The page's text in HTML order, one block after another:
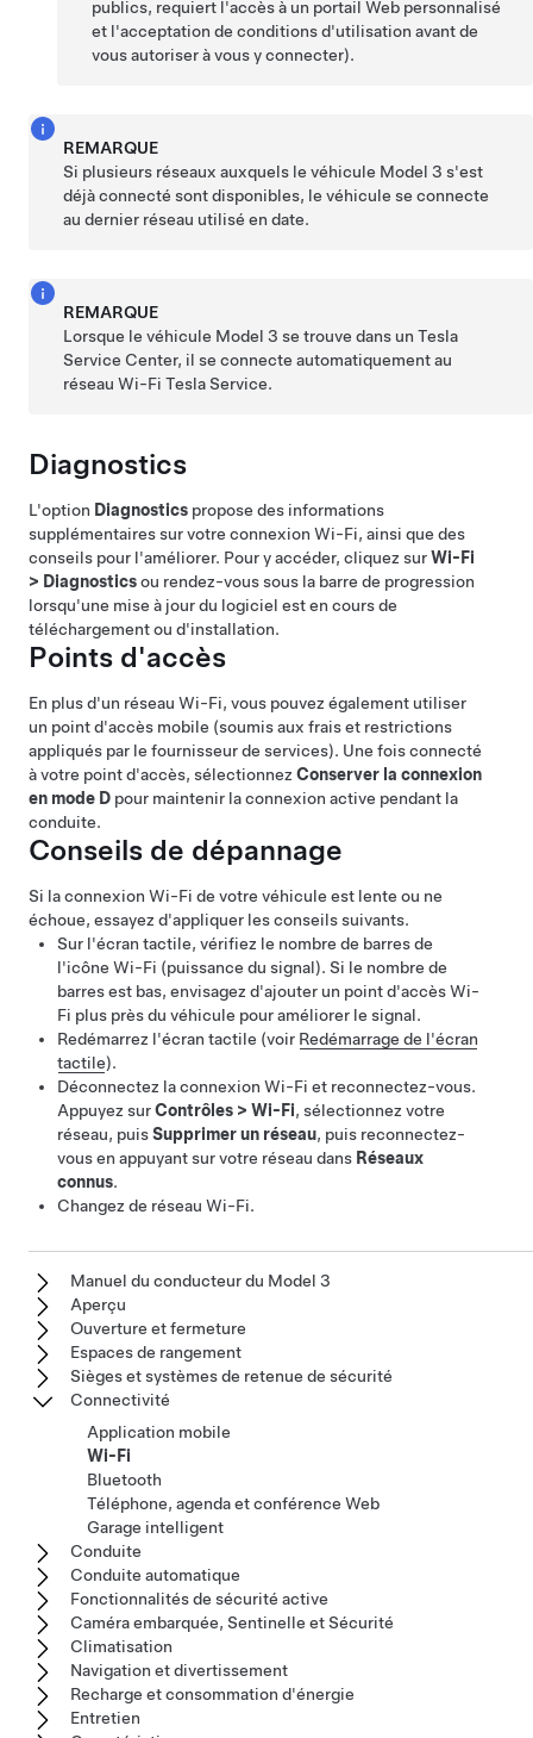
publics, requiert l'accès à un portail Web personnalisé
et l'acceptation de conditions d'utilisation avant de
vous autoriser à vous y connecter).
REMARQUE
Si plusieurs réseaux auxquels le véhicule Model 3 s'est
déjà connecté sont disponibles, le véhicule se connecte
au dernier réseau utilisé en date.
REMARQUE
Lorsque le véhicule Model 3 se trouve dans un Tesla
Service Center, il se connecte automatiquement au
réseau Wi-Fi Tesla Service.
Diagnostics
L'option Diagnostics propose des informations
supplémentaires sur votre connexion Wi-Fi, ainsi que des
conseils pour l'améliorer. Pour y accéder, cliquez surWi-Fi
> Diagnosticsou rendez-vous sous la barre de progression
lorsqu'une mise à jour du logiciel est en cours de
téléchargement ou d'installation.
Points d'accès
En plus d'un réseau Wi-Fi, vous pouvez également utiliser
un point d'accès mobile (soumis aux frais et restrictions
appliqués par le fournisseur de services). Une fois connecté
à votre point d'accès, sélectionnez Conserver la connexion
en mode D pour maintenir la connexion active pendant la
conduite.
Conseils de dépannage
Si la connexion Wi-Fi de votre véhicule est lente ou ne
échoue, essayez d'appliquer les conseils suivants.
Sur l'écran tactile, vérifiez le nombre de barres de
l'icône Wi-Fi (puissance du signal). Si le nombre de
barres est bas, envisagez d'ajouter un point d'accès Wi-
Fi plus près du véhicule pour améliorer le signal.
Redémarrez l'écran tactile (voir Redémarrage de l'écran
tactile).
Déconnectez la connexion Wi-Fi et reconnectez-vous.
Appuyez surContrôles > Wi-Fi, sélectionnez votre
réseau, puisSupprimer un réseau, puis reconnectez-
vous en appuyant sur votre réseau dans Réseaux
connus.
Changez de réseau Wi-Fi.
Manuel du conducteur du Model 3
Aperçu
Ouverture et fermeture
Espaces de rangement
Sièges et systèmes de retenue de sécurité
Connectivité
Application mobile
Wi-Fi
Bluetooth
Téléphone, agenda et conférence Web
Garage intelligent
Conduite
Conduite automatique
Fonctionnalités de sécurité active
Caméra embarquée, Sentinelle et Sécurité
Climatisation
Navigation et divertissement
Recharge et consommation d'énergie
Entretien